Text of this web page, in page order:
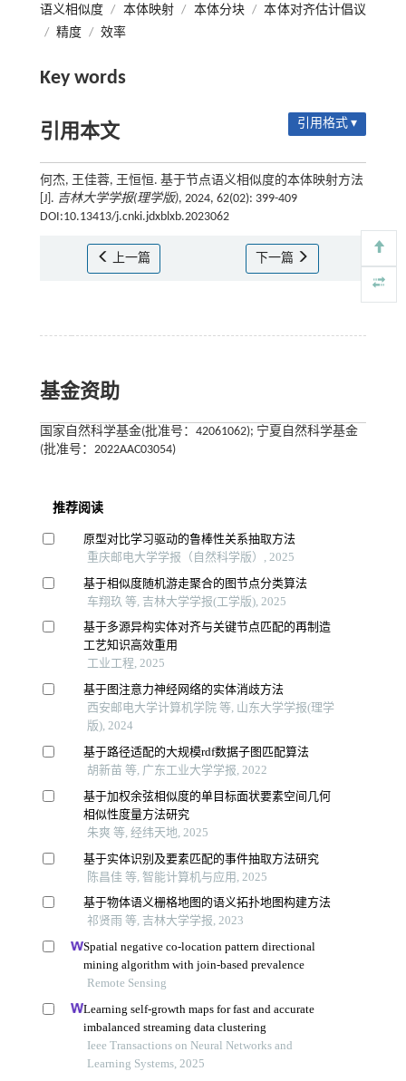
语义相似度 / 本体映射 / 本体分块 / 本体对齐估计倡议
/ 精度 / 效率
Key words
引用本文 引用格式 ▾
何杰, 王佳蓉, 王恒恒. 基于节点语义相似度的本体映射方法
[J]. 吉林大学学报(理学版), 2024, 62(02): 399-409
DOI:10.13413/j.cnki.jdxblxb.2023062
上一篇 下一篇
基金资助
国家自然科学基金(批准号：42061062); 宁夏自然科学基金
(批准号：2022AAC03054)